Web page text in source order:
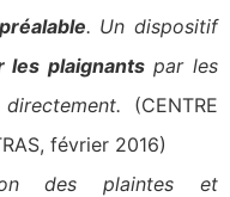
. Un dispositif
les plaignantspar les
(CENTRE
février 2016)
des plaintes et